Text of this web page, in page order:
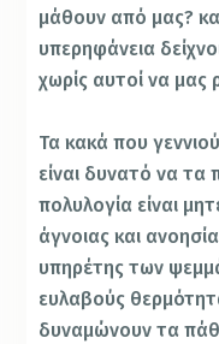
μάθουν από μας?
υπερηφάνεια
χωρίς αυτοί να
Τα κακά που
είναι δυνατό να τα
πολυλογία είναι
άγνοιας και
υπηρέτης των
ευλαβούς
δυναμώνουν τα